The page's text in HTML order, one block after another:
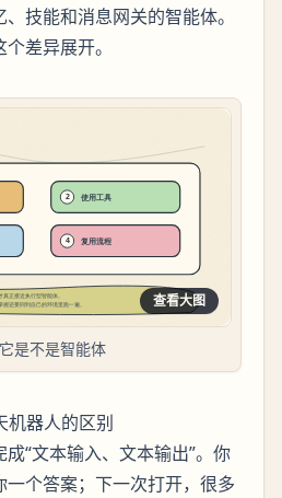
技能和消息网关的智能体。
差异展开。
查看大图
是不是智能体
机器人的区别
“文本输入、文本输出”。你
个答案；下一次打开，很多